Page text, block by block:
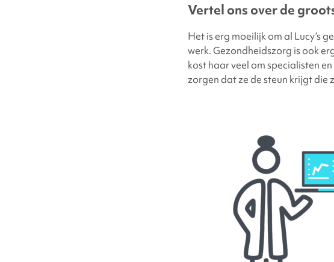
Vertel ons over de
Het is erg moeilijk om al Lucy’s
werk. Gezondheidszorg is ook
kost haar veel om specialisten
zorgen dat ze de steun krijgt die